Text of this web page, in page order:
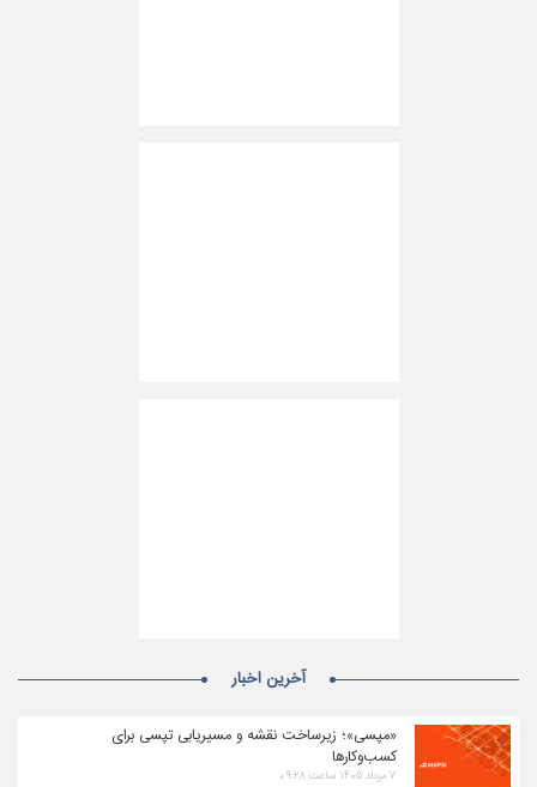
آخرین اخبار
«مپسی»؛ زیرساخت نقشه و مسیریابی تپسی برای
کسب‌وکارها
۷ مرداد ۱۴۰۵ ساعت ۰۹:۲۸